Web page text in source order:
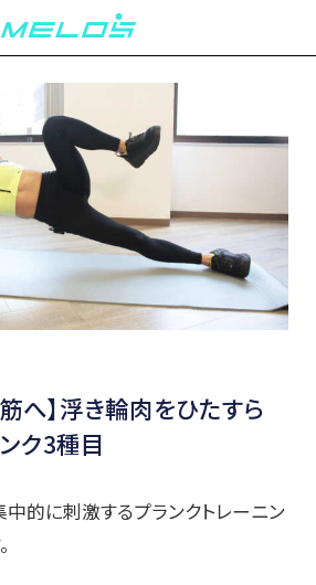
へ】浮き輪肉をひたすら
ク3種目
的に刺激するプランクトレーニン